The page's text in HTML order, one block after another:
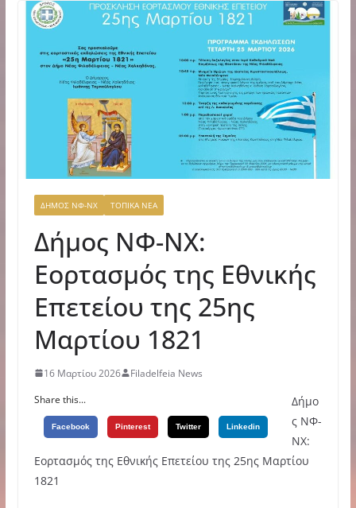
ΔΗΜΟΣ ΝΦ-ΝΧ ΤΟΠΙΚΑ ΝΕΑ
Δήμος ΝΦ-ΝΧ:
Εορτασμός της Εθνικής
Επετείου της 25ης
Μαρτίου 1821
16 Μαρτίου 2026
Filadelfeia News
Share this...
Facebook Pinterest Twitter Linkedin
Δήμο
ς ΝΦ-
ΝΧ:
Εορτασμός της Εθνικής Επετείου της 25ης Μαρτίου
1821